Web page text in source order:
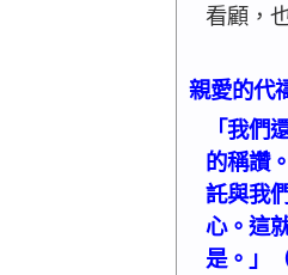
看顧，
親愛的代
「我
的稱讚
託與我
心。這
是。」